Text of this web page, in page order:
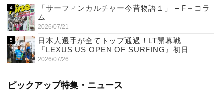
「サーフィンカルチャー今昔物語１」 – F＋コラ
ム
2026/07/21
日本人選手が全てトップ通過！LT開幕戦
『LEXUS US OPEN OF SURFING』初日
2026/07/26
ピックアップ特集・ニュース